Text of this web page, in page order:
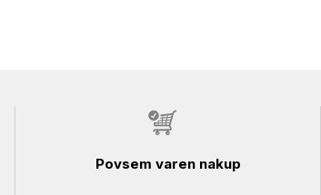
Povsem varen nakup